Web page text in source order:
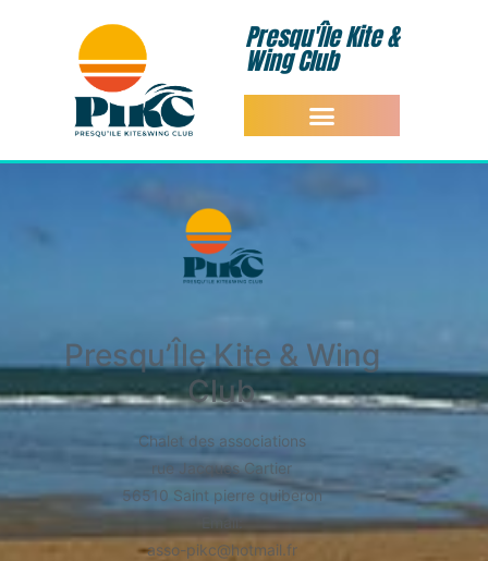
Presqu'Île Kite &
Wing Club
Presqu’Île Kite & Wing
Club
Chalet des associations
rue Jacques Cartier
56510 Saint pierre quiberon
​Email:
asso-pikc@hotmail.fr